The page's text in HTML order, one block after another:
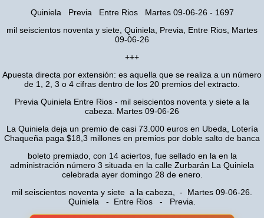
Quiniela Previa Entre Rios Martes 09-06-26 - 1697
mil seiscientos noventa y siete, Quiniela, Previa, Entre Rios, Martes
09-06-26
+++
Apuesta directa por extensión: es aquella que se realiza a un número
de 1, 2, 3 o 4 cifras dentro de los 20 premios del extracto.
Previa Quiniela Entre Rios - mil seiscientos noventa y siete a la
cabeza. Martes 09-06-26
La Quiniela deja un premio de casi 73.000 euros en Ubeda, Lotería
Chaqueña paga $18,3 millones en premios por doble salto de banca
boleto premiado, con 14 aciertos, fue sellado en la en la
administración número 3 situada en la calle Zurbarán La Quiniela
celebrada ayer domingo 28 de enero.
mil seiscientos noventa y siete a la cabeza, - Martes 09-06-26.
Quiniela - Entre Rios - Previa.